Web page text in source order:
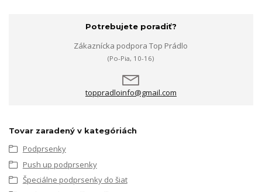
Potrebujete poradiť?
Zákaznícka podpora Top Prádlo
(Po-Pia, 10-16)
toppradloinfo@gmail.com
Tovar zaradený v kategóriách
Podprsenky
Push up podprsenky
Špeciálne podprsenky do šiat